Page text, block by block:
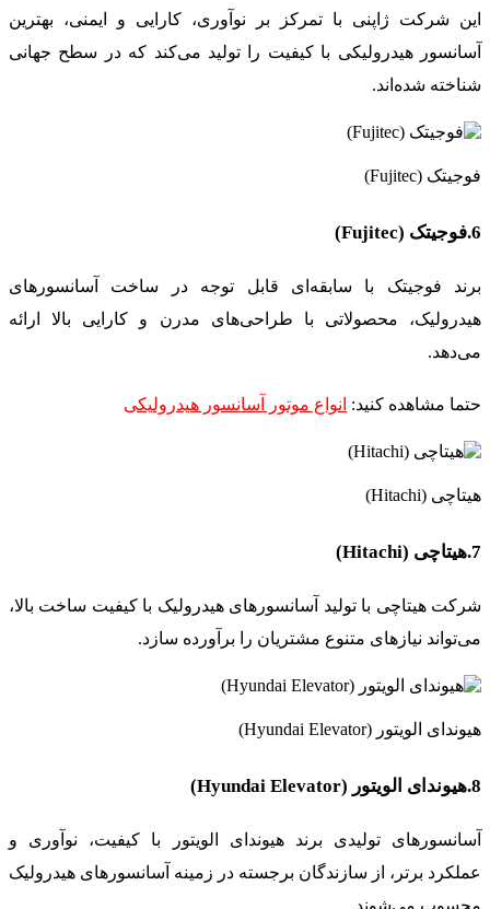
این شرکت ژاپنی با تمرکز بر نوآوری، کارایی و ایمنی، بهترین
آسانسور هیدرولیکی با کیفیت را تولید می‌کند که در سطح جهانی
شناخته شده‌اند.
فوجیتک (Fujitec)
6.فوجیتک (Fujitec)
برند فوجیتک با سابقه‌ای قابل توجه در ساخت آسانسورهای
هیدرولیک، محصولاتی با طراحی‌های مدرن و کارایی بالا ارائه
می‌دهد.
حتما مشاهده کنید: انواع موتور آسانسور هیدرولیکی
هیتاچی (Hitachi)
7.هیتاچی (Hitachi)
شرکت هیتاچی با تولید آسانسورهای هیدرولیک با کیفیت ساخت بالا،
می‌تواند نیازهای متنوع مشتریان را برآورده سازد.
هیوندای الویتور (Hyundai Elevator)
8.هیوندای الویتور (Hyundai Elevator)
آسانسورهای تولیدی برند هیوندای الویتور با کیفیت، نوآوری و
عملکرد برتر، از سازندگان برجسته در زمینه آسانسورهای هیدرولیک
محسوب می‌شوند.